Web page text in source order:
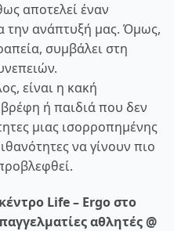
αποτελεί έναν
την ανάπτυξή μας. Όμως,
συμβάλει στη
είναι η κακή
ή παιδιά που δεν
μιας ισορροπημένης
να γίνουν πιο
Life – Ergo στο
αθλητές @